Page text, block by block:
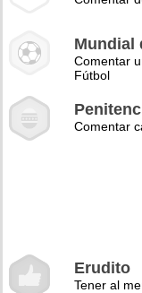
Mundial
Comentar
Fútbol
Comentar
Erudito
Tener al